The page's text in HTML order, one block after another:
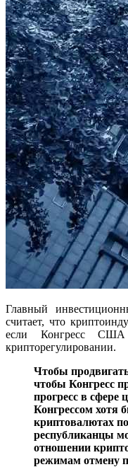
Главный
считает, что
если Конгресс США
крипторегулировании.
Чтобы
чтобы Конгресс
прогресс в
Конгрессом хотя
криптовалютах
республиканцы
отношении
режимам отмену